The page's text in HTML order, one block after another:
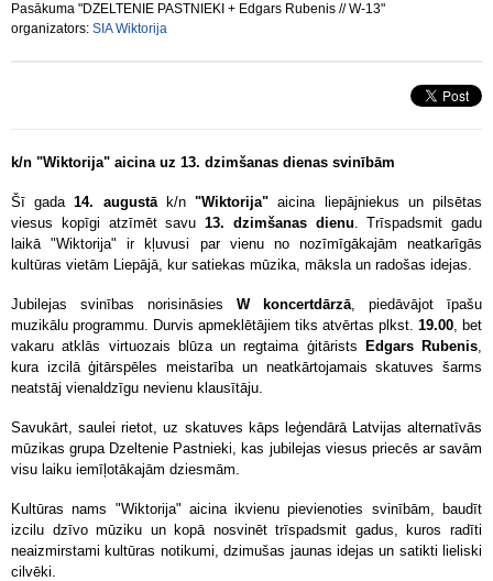
Pasākuma "DZELTENIE PASTNIEKI + Edgars Rubenis // W-13"
organizators: SIA Wiktorija
k/n "Wiktorija" aicina uz 13. dzimšanas dienas svinībām
Šī gada14. augustāk/n"Wiktorija" aicina liepājniekus un pilsētas
viesus kopīgi atzīmēt savu 13. dzimšanas dienu. Trīspadsmit gadu
laikā "Wiktorija" ir kļuvusi par vienu no nozīmīgākajām neatkarīgās
kultūras vietām Liepājā, kur satiekas mūzika, māksla un radošas idejas.
Jubilejas svinības norisināsies W koncertdārzā, piedāvājot īpašu
muzikālu programmu. Durvis apmeklētājiem tiks atvērtas plkst. 19.00, bet
vakaru atklās virtuozais blūza un regtaima ģitārists
Edgars Rubenis,
kura izcilā ģitārspēles meistarība un neatkārtojamais skatuves šarms
neatstāj vienaldzīgu nevienu klausītāju.
Savukārt, saulei rietot, uz skatuves kāps leģendārā Latvijas alternatīvās
mūzikas grupa Dzeltenie Pastnieki, kas jubilejas viesus priecēs ar savām
visu laiku iemīļotākajām dziesmām.
Kultūras nams "Wiktorija" aicina ikvienu pievienoties svinībām, baudīt
izcilu dzīvo mūziku un kopā nosvinēt trīspadsmit gadus, kuros radīti
neaizmirstami kultūras notikumi, dzimušas jaunas idejas un satikti lieliski
cilvēki.